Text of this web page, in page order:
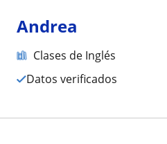
Andrea
Clases de Inglés
Datos verificados